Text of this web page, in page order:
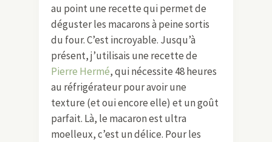
au point une recette qui permet de
déguster les macarons à peine sortis
du four. C’est incroyable. Jusqu’à
présent, j’utilisais une recette de
Pierre Hermé, qui nécessite 48 heures
au réfrigérateur pour avoir une
texture (et oui encore elle) et un goût
parfait. Là, le macaron est ultra
moelleux, c’est un délice. Pour les